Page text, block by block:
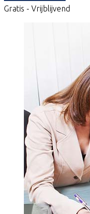
Gratis - Vrijblijvend